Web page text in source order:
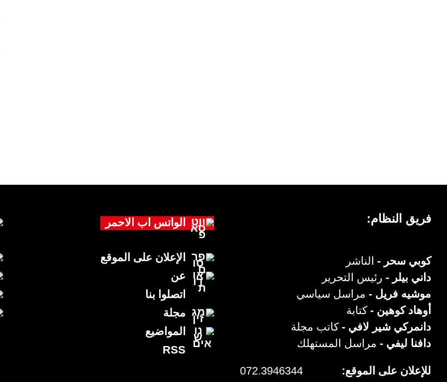
الواتس اب الاحمر
الإعلان على الموقع
عن
اتصلوا بنا
مجلة
المواضيع
RSS
فريق النظام:
كوبي سحر - الناشر
داني بيلر - رئيس التحرير
موشيه فريل - مراسل سياسي
أوهاد كوهين - كتابة
دانمركي شير لافي - كاتب مجلة
دافنا ليفي - مراسل المستهلك
للإعلان على الموقع:
072.3946344